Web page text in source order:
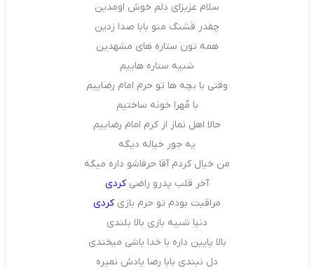
سلام عزیزای دلم خوش اومدین
چقدر قشنگ منو بابا صدا زدین
همه تون ستاره های مشهدین
شبیه ستاره هاییم
وقتی با بچه ها تو حرم امام رضاییم
با مُهرا خونه ساختیم
حالا اهل نماز از کرم امام رضاییم
یه جور خیاله دیگه
من خیال کردم آقا حرفاشو داره میگه
آخر قلب پدرو راضی کردی
مراقبت بودم تو حرم بازی کردی
دنیا شبیه بازی بالا بلندی
بالا پایین داره با خدا باشی میخندی
دل نبندی بابا رضا یادش نمیره